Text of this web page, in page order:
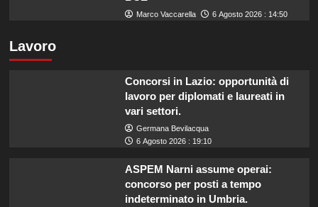
Marco Vaccarella 6 Agosto 2026 : 14:50
Lavoro
Concorsi in Lazio: opportunità di
lavoro per diplomati e laureati in
vari settori.
Germana Bevilacqua
6 Agosto 2026 : 19:10
ASPEM Narni assume operai:
concorso per posti a tempo
indeterminato in Umbria.